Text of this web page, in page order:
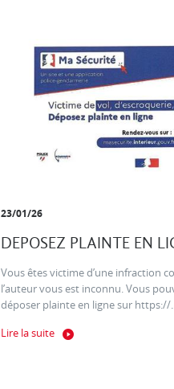
23/01/26
DEPOSEZ PLAINTE EN
Vous êtes victime d’une infraction
l’auteur vous est inconnu. Vous
déposer plainte en ligne sur https://
Lire la suite